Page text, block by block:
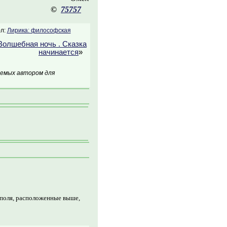
© 75757
Лирика: философская
ночь . Сказка
начинается»
автором для
расположенные выше,